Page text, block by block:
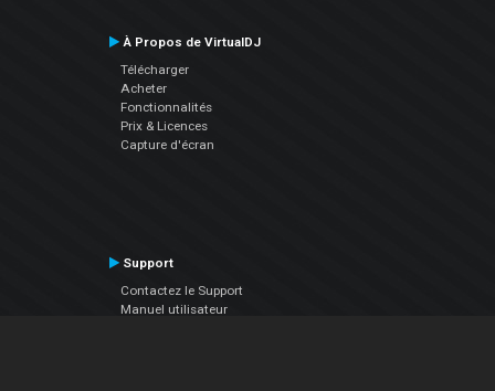
À Propos de VirtualDJ
Télécharger
Acheter
Fonctionnalités
Prix & Licences
Capture d'écran
Support
Contactez le Support
Manuel utilisateur